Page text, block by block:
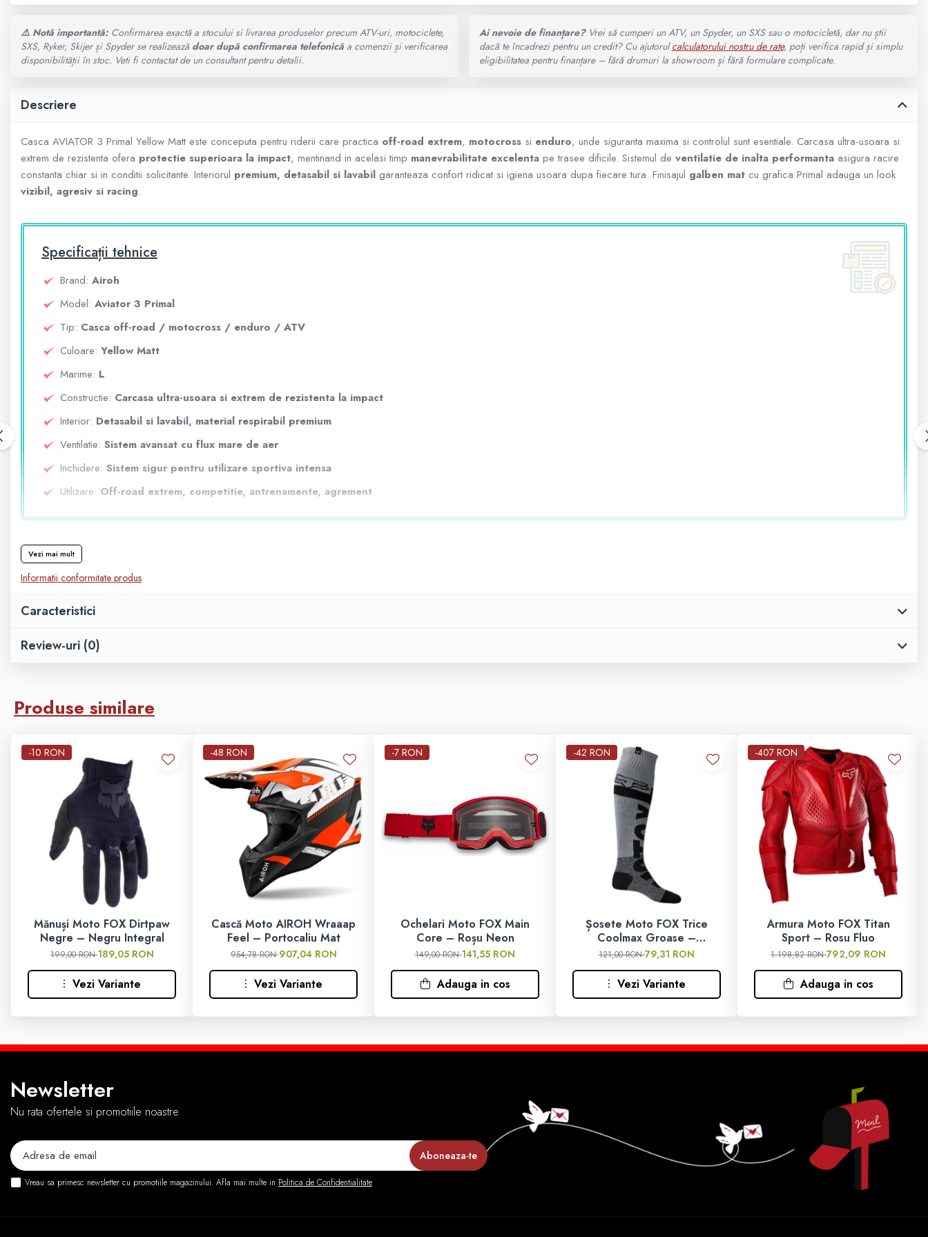
MODEL ATV CAN-AM
CAN-AM MY 2026
Capacitate
400 - 600 cmc. (65)
600 - 800 cmc. (29)
800 - 1000 cmc. (81)
MOTOCICLETE
SCUTERE
KIDS
ATV COPII
MOTO COPII
SPYDER
ECHIPAMENTE
CROSS ENDURO
Ochelari
Tricouri
Borseta
Geanta
Rucsac
ACCESORII ATV
ACCESORII SSV
CUTII SSV
⚠️ Notă importantă: Confirmarea exactă a stocului si livrarea produselor precum ATV-uri, motociclete,
SXS, Ryker, Skijer și Spyder se realizează doar după confirmarea telefonicăa comenzii și verificarea
disponibilității în stoc. Veti fi contactat de un consultant pentru detalii.
Ai nevoie de finanțare?Vrei să cumperi un ATV, un Spyder, un SXS sau o motocicletă, dar nu știi
dacă te încadrezi pentru un credit? Cu ajutorulcalculatorului nostru de rate, poți verifica rapid și simplu
eligibilitatea pentru finanțare – fără drumuri la showroom și fără formulare complicate.
Descriere
Casca AVIATOR 3 Primal Yellow Matt este conceputa pentru riderii care practica off-road extrem, motocross si enduro, unde siguranta maxima si controlul sunt esentiale. Carcasa ultra-usoara si
extrem de rezistenta ofera protectie superioara la impact, mentinand in acelasi timp manevrabilitate excelenta pe trasee dificile. Sistemul de ventilatie de inalta performanta asigura racire
constanta chiar si in conditii solicitante. Interiorul premium, detasabil si lavabil garanteaza confort ridicat si igiena usoara dupa fiecare tura. Finisajul galben mat cu grafica Primal adauga un look
vizibil, agresiv si racing.
Specificații tehnice
Brand: Airoh
Model: Aviator 3 Primal
Tip: Casca off-road / motocross / enduro / ATV
Culoare: Yellow Matt
Marime: L
Constructie: Carcasa ultra-usoara si extrem de rezistenta la impact
Interior: Detasabil si lavabil, material respirabil premium
Ventilatie: Sistem avansat cu flux mare de aer
Inchidere: Sistem sigur pentru utilizare sportiva intensa
Utilizare: Off-road extrem, competitie, antrenamente, agrement
Vezi mai mult
Informatii conformitate produs
Caracteristici
Review-uri (0)
Produse similare
-10 RON
Mănuși Moto FOX Dirtpaw
Negre – Negru Integral
199,00 RON189,05 RON
Vezi Variante
-48 RON
Cască Moto AIROH Wraaap
Feel – Portocaliu Mat
954,78 RON907,04 RON
Vezi Variante
-7 RON
Ochelari Moto FOX Main
Core – Roșu Neon
149,00 RON141,55 RON
Adauga in cos
-42 RON
Șosete Moto FOX Trice
Coolmax Groase –
Negru/Gri
121,00 RON79,31 RON
Vezi Variante
-407 RON
Armura Moto FOX Titan
Sport – Rosu Fluo
1.198,82 RON792,09 RON
Adauga in cos
Newsletter
Nu rata ofertele si promotiile noastre
Vreau sa primesc newsletter cu promotiile magazinului. Afla mai multe in Politica de Confidentialitate